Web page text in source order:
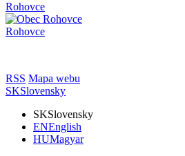
Rohovce
Rohovce
RSS Mapa webu
SKSlovensky
SKSlovensky
ENEnglish
HUMagyar